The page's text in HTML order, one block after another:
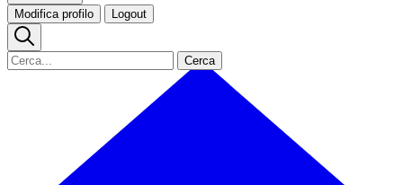
Modifica profilo Logout
Cerca